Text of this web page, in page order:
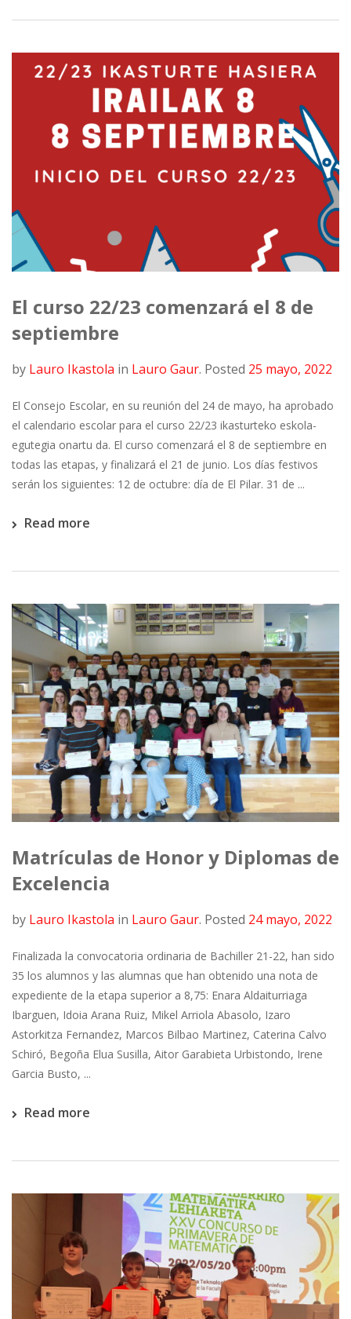
El curso 22/23 comenzará el 8 de
septiembre
by Lauro Ikastola in Lauro Gaur. Posted 25 mayo, 2022
El Consejo Escolar, en su reunión del 24 de mayo, ha aprobado
el calendario escolar para el curso 22/23 ikasturteko eskola-
egutegia onartu da. El curso comenzará el 8 de septiembre en
todas las etapas, y finalizará el 21 de junio. Los días festivos
serán los siguientes: 12 de octubre: día de El Pilar. 31 de ...
Read more
Matrículas de Honor y Diplomas de
Excelencia
by Lauro Ikastola in Lauro Gaur. Posted 24 mayo, 2022
Finalizada la convocatoria ordinaria de Bachiller 21-22, han sido
35 los alumnos y las alumnas que han obtenido una nota de
expediente de la etapa superior a 8,75: Enara Aldaiturriaga
Ibarguen, Idoia Arana Ruiz, Mikel Arriola Abasolo, Izaro
Astorkitza Fernandez, Marcos Bilbao Martinez, Caterina Calvo
Schiró, Begoña Elua Susilla, Aitor Garabieta Urbistondo, Irene
Garcia Busto, ...
Read more